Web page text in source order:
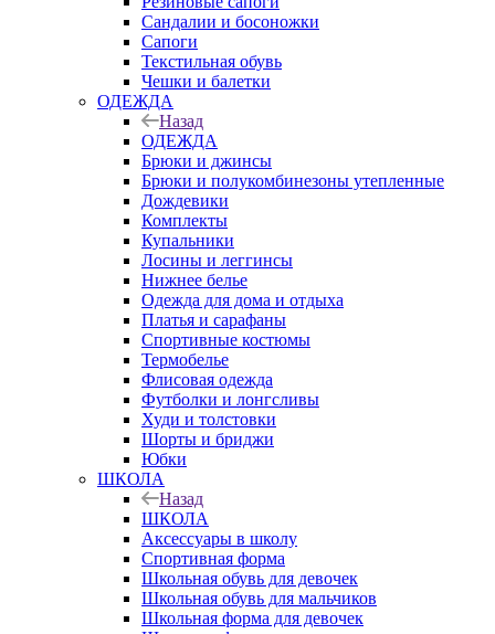
Сандалии и босоножки
Сапоги
Текстильная обувь
Чешки и балетки
ОДЕЖДА
Назад
ОДЕЖДА
Брюки и джинсы
Брюки и полукомбинезоны утепленные
Дождевики
Комплекты
Купальники
Лосины и леггинсы
Нижнее белье
Одежда для дома и отдыха
Платья и сарафаны
Спортивные костюмы
Термобелье
Флисовая одежда
Футболки и лонгсливы
Худи и толстовки
Шорты и бриджи
Юбки
ШКОЛА
Назад
ШКОЛА
Аксессуары в школу
Спортивная форма
Школьная обувь для девочек
Школьная обувь для мальчиков
Школьная форма для девочек